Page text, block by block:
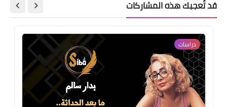
قد تُعجبك هذه المشاركات
دراسات